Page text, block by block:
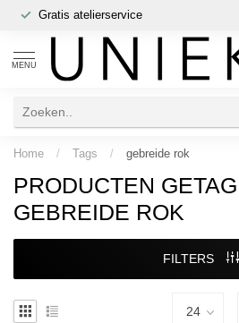
Gratis atelierservice
MENU
Home / Tags / gebreide rok
PRODUCTEN
GEBREIDE ROK
FILTERS